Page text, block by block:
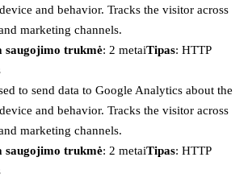
and behavior. Tracks the visitor across
marketing channels.
saugojimo trukmė: 2 metaiTipas: HTTP
to send data to Google Analytics about the
and behavior. Tracks the visitor across
marketing channels.
saugojimo trukmė: 2 metaiTipas: HTTP